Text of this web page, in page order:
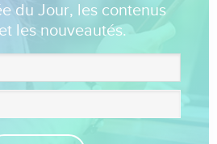
du Jour, les contenus
les nouveautés.